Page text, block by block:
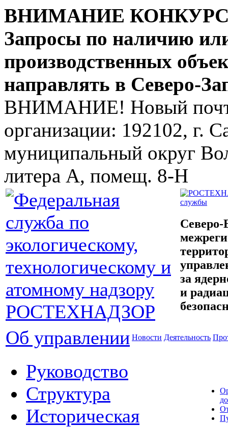
ВНИМАНИЕ
Запросы по наличию
производственных
направлять в Северо-
ВНИМАНИЕ! Новый
организации: 192102, г.
муниципальный округ
литера А, помещ. 8-Н
службы
Северо-
за
и
Об управлении Новости Деятельность
Руководство
Структура
Историческая